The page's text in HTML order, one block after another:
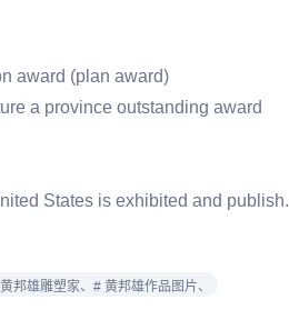
award (plan award)
a province outstanding award
States is exhibited and publish.
邦雄雕塑家、 # 黄邦雄作品图片、